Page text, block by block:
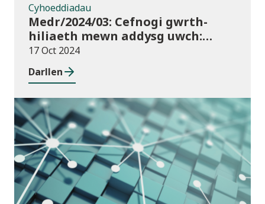
Cyhoeddiadau
Medr/2024/03: Cefnogi gwrth-
hiliaeth mewn addysg uwch:
canllawiau a dyraniadau 2024/25
17 Oct 2024
Darllen
Cyhoeddiadau